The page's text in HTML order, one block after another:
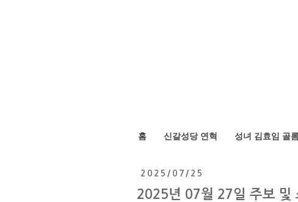
홈 신갈성당 연혁 성녀 김효임 골
2025/07/25
2025년 07월 27일 주보 및